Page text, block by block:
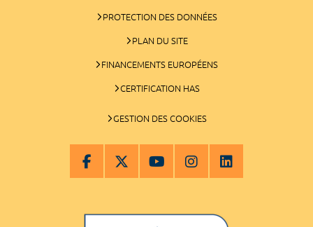
PROTECTION DES DONNÉES
PLAN DU SITE
FINANCEMENTS EUROPÉENS
CERTIFICATION HAS
GESTION DES COOKIES